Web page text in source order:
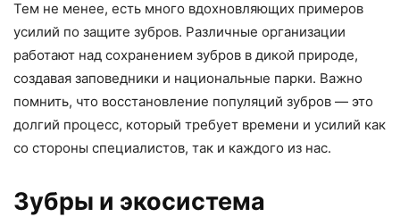
Тем не менее, есть много вдохновляющих примеров
усилий по защите зубров. Различные организации
работают над сохранением зубров в дикой природе,
создавая заповедники и национальные парки. Важно
помнить, что восстановление популяций зубров — это
долгий процесс, который требует времени и усилий как
со стороны специалистов, так и каждого из нас.
Зубры и экосистема